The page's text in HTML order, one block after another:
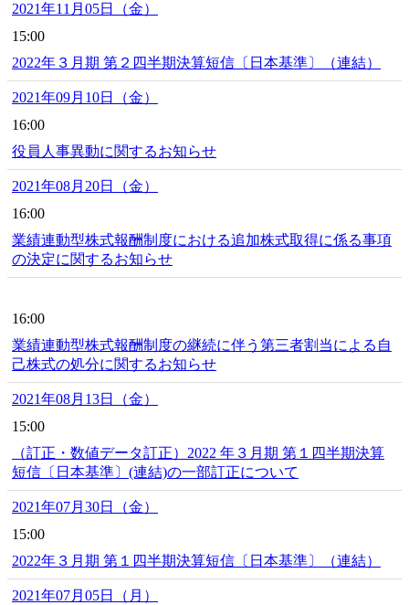
2021年11月05日（金）
15:00
2022年３月期 第２四半期決算短信〔日本基準〕（連結）
2021年09月10日（金）
16:00
役員人事異動に関するお知らせ
2021年08月20日（金）
16:00
業績連動型株式報酬制度における追加株式取得に係る事項
の決定に関するお知らせ
16:00
業績連動型株式報酬制度の継続に伴う第三者割当による自
己株式の処分に関するお知らせ
2021年08月13日（金）
15:00
（訂正・数値データ訂正）2022 年３月期 第１四半期決算
短信〔日本基準〕(連結)の一部訂正について
2021年07月30日（金）
15:00
2022年３月期 第１四半期決算短信〔日本基準〕（連結）
2021年07月05日（月）